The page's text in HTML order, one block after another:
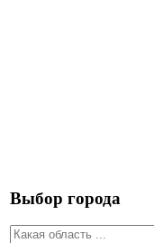
Выбор города